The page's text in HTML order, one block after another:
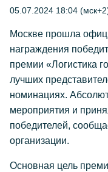
05.07.2024 18:04
Москве прошла
награждения
премии «Логистика
лучших
номинациях.
мероприятия и
победителей,
организации.
Основная цель